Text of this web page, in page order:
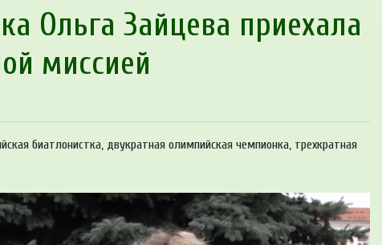
Ольга Зайцева приехала
миссией
биатлонистка, двукратная олимпийская чемпионка, трехкратная